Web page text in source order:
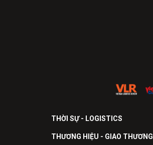
THỜI SỰ - LOGISTICS
THƯƠNG HIỆU - GIAO THƯƠNG